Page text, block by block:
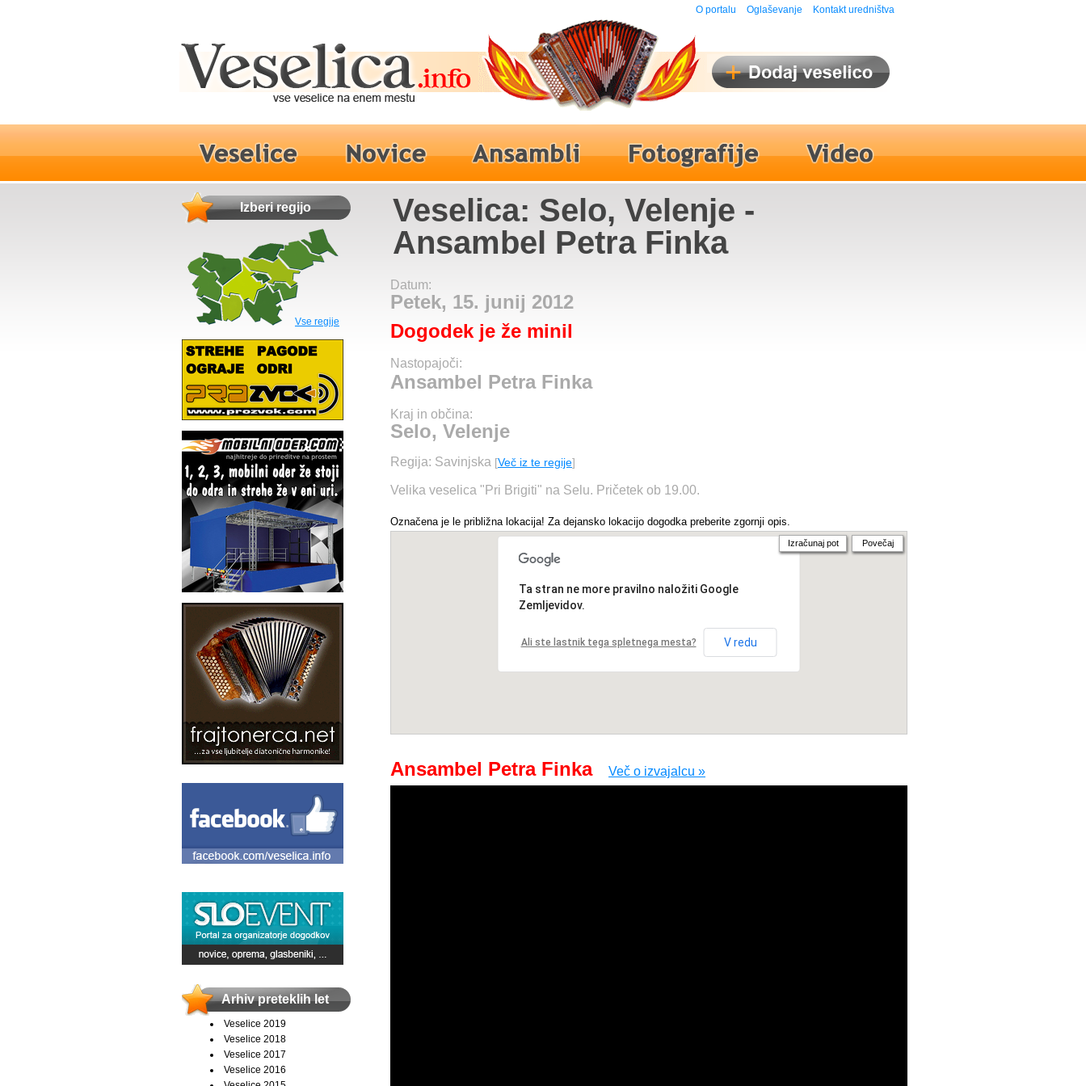
O portalu Oglaševanje Kontakt uredništva
Izberi regijo
Vse regije
Arhiv preteklih let
Veselice 2019
Veselice 2018
Veselice 2017
Veselice 2016
Veselica: Selo, Velenje -
Ansambel Petra Finka
Datum:
Petek, 15. junij 2012
Dogodek je že minil
Nastopajoči:
Ansambel Petra Finka
Kraj in občina:
Selo, Velenje
Regija: Savinjska [Več iz te regije]
Velika veselica "Pri Brigiti" na Selu. Pričetek ob 19.00.
Označena je le približna lokacija! Za dejansko lokacijo dogodka preberite zgornji opis.
Ta stran ne more pravilno naložiti Google
Zemljevidov.
Ali ste lastnik tega spletnega mesta? V redu
Izračunaj pot Povečaj
Ansambel Petra Finka Več o izvajalcu »